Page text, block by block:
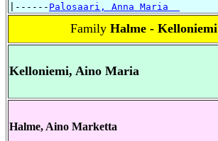
|------ Palosaari, Anna Maria
Family Halme - Kelloniemi
Kelloniemi, Aino Maria
Halme, Aino Marketta